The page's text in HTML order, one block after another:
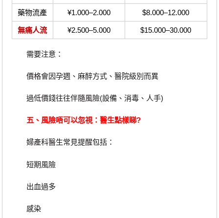
藥物流產 ¥1.000–2.000 $8.000–12.000
無痛人流 ¥2.500–5.000 $15.000–30.000
需要注意：
價格會因孕週、麻醉方式、醫院級別而異
過低價錢往往伴隨風險(設備、消毒、人手)
五、風險唔可以忽視：醫生點樣睇?
婦產科醫生常見提醒包括：
短期風險
出血過多
感染